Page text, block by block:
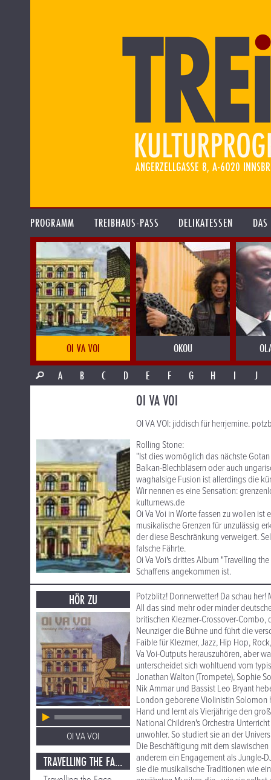
PROGRAMM TREIBHAUS-PASS DELIKATESSEN
OI VA VOI OKOU
A
B C D E F G H I J
OI VA VOI
OI VA VOI: jiddisch für herrjemine.
Rolling Stone:
"Ist dies womöglich das nächste
Balkan-Blechbläsern oder auch
waghalsige Fusion ist allerdings die
Wir nennen es eine Sensation:
kulturnews.de
Oi Va Voi in Worte fassen zu wollen
musikalische Grenzen für unzulässig
der diese Beschränkung verweigert.
falsche Fährte.
Oi Va Voi's drittes Album "Travelling
Schaffens angekommen ist.
HÖR ZU
OI VA VOI
TRAVELLING THE FACE OF THE GLOBE
Potzblitz! Donnerwetter! Da schau her!
All das sind mehr oder minder
britischen Klezmer-Crossover-
Neunziger die Bühne und führt die
Faible für Klezmer, Jazz, Hip Hop,
Va Voi-Outputs herauszuhören, aber
unterscheidet sich wohltuend vom
Jonathan Walton (Trompete), Sophie
Nik Ammar und Bassist Leo Bryant
London geborene Violinistin Solomon
Hand und lernt als Vierjährige den
National Children's Orchestra
unwohler. So studiert sie an der
Die Beschäftigung mit dem
anderem ein Engagement als Jungle-
sie die musikalische Traditionen wie